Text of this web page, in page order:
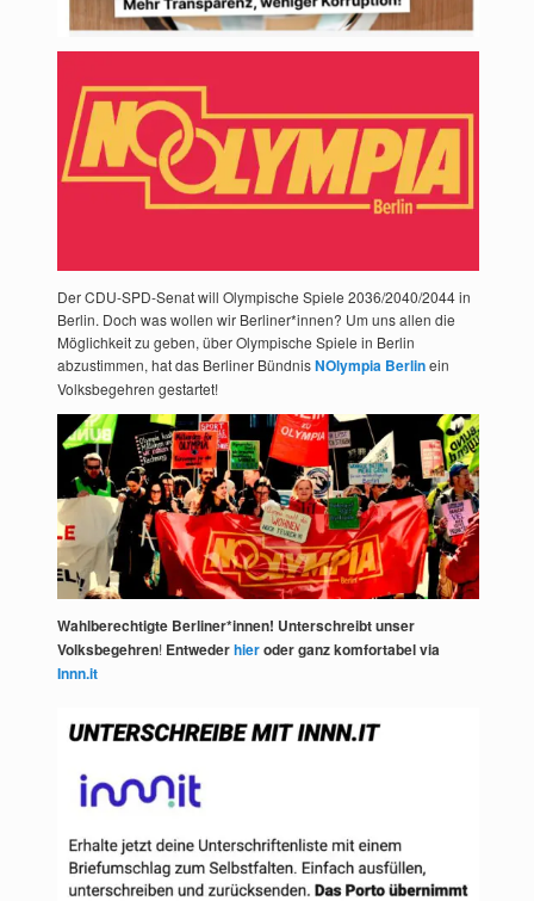
Der CDU-SPD-Senat will Olympische Spiele 2036/2040/2044 in
Berlin. Doch was wollen wir Berliner*innen? Um uns allen die
Möglichkeit zu geben, über Olympische Spiele in Berlin
abzustimmen, hat das Berliner BündnisNOlympia Berlinein
Volksbegehren gestartet!
Wahlberechtigte Berliner*innen! Unterschreibt unser
Volksbegehren! Entwederhieroder ganz komfortabel via
Innn.it